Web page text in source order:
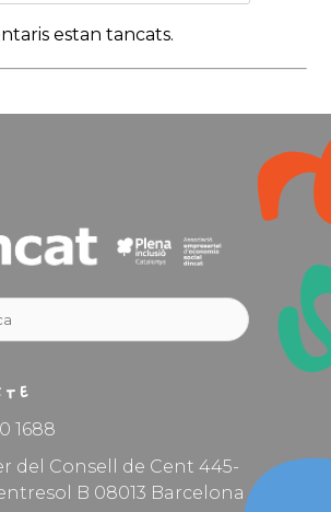
estan tancats.
1688
del Consell de Cent 445-
B 08013 Barcelona